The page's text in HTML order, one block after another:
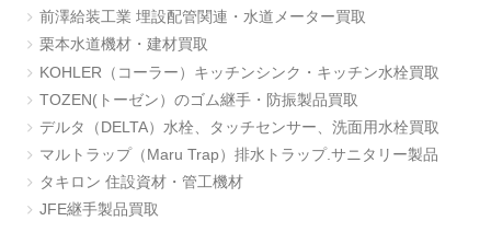
前澤給装工業 埋設配管関連・水道メーター買取
栗本水道機材・建材買取
KOHLER（コーラー）キッチンシンク・キッチン水栓買取
TOZEN(トーゼン）のゴム継手・防振製品買取
デルタ（DELTA）水栓、タッチセンサー、洗面用水栓買取
マルトラップ（Maru Trap）排水トラップ.サニタリー製品
タキロン 住設資材・管工機材
JFE継手製品買取